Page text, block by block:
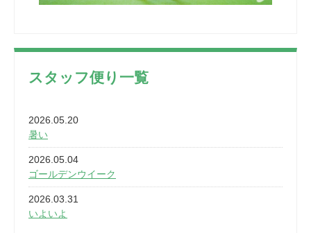
スタッフ便り一覧
2026.05.20
暑い
2026.05.04
ゴールデンウイーク
2026.03.31
いよいよ